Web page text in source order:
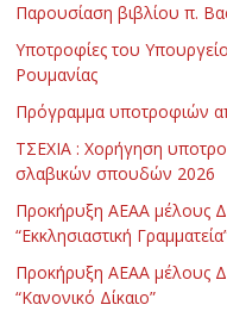
Παρουσίαση βιβλίου π.
Υποτροφίες του
Ρουμανίας
Πρόγραμμα υποτροφιών
ΤΣΕΧΙΑ : Χορήγηση
σλαβικών σπουδών 2026
Προκήρυξη ΑΕΑΑ μέλους
“Εκκλησιαστική
Προκήρυξη ΑΕΑΑ μέλους
“Κανονικό Δίκαιο”